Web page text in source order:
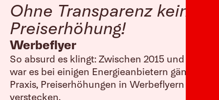
Ohne Transparenz keine
Preiserhöhung!
Werbeflyer
So absurd es klingt: Zwischen 2015 und 2018
war es bei einigen Energieanbietern gängige
Praxis, Preiserhöhungen in Werbeflyern zu
verstecken.